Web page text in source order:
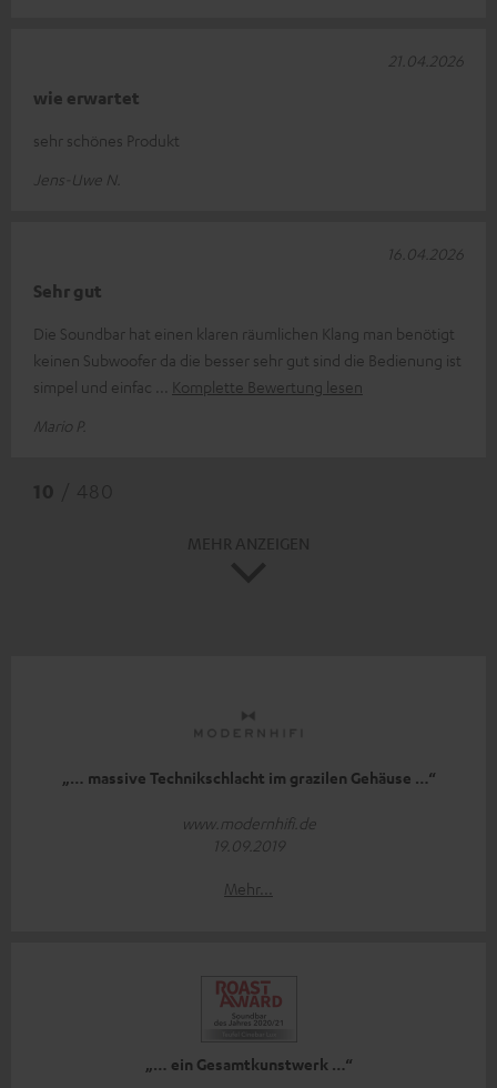
wie erwartet
sehr schönes Produkt
Jens-Uwe N.
21.04.2026
Sehr gut
Die Soundbar hat einen klaren räumlichen Klang man benötigt
keinen Subwoofer da die besser sehr gut sind die Bedienung ist
simpel und einfac
Komplette Bewertung lesen
Mario P.
16.04.2026
„… massive Technikschlacht im grazilen Gehäuse …“
www.modernhifi.de
19.09.2019
Mehr...
„… ein Gesamtkunstwerk …“